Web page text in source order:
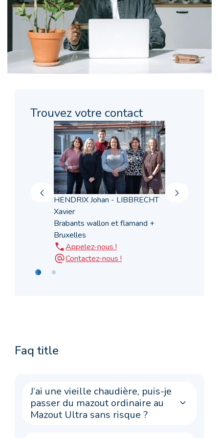
Trouvez votre contact
HENDRIX Johan - LIBBRECHT
Xavier
Brabants wallon et flamand +
Bruxelles
Appelez-nous !
Contactez-nous !
Faq title
J’ai une vieille chaudière, puis-je
passer du mazout ordinaire au
Mazout Ultra sans risque ?